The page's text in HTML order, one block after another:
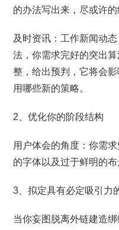
的办法写出来，尽或许的
及时资讯：工作新闻动
法，你需求完好的突出
整，给出预判，它将会
用哪些新的策略。
2、优化你的阶段结构
用户体会的角度：你需
的字体以及过于鲜明的
3、拟定具有必定吸引力
当你妄图脱离外链建造